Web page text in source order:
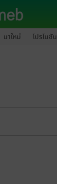
มาใหม่ โปรโมชัน